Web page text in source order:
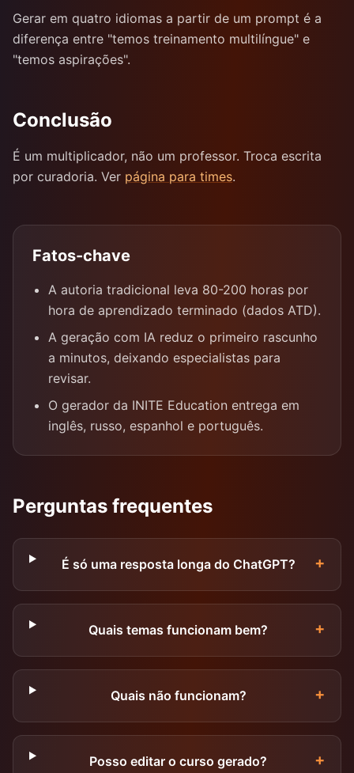
Gerar em quatro idiomas a partir de um prompt é a
diferença entre "temos treinamento multilíngue" e
"temos aspirações".
Conclusão
É um multiplicador, não um professor. Troca escrita
por curadoria. Ver página para times.
Fatos-chave
A autoria tradicional leva 80-200 horas por
hora de aprendizado terminado (dados ATD).
A geração com IA reduz o primeiro rascunho
a minutos, deixando especialistas para
revisar.
O gerador da INITE Education entrega em
inglês, russo, espanhol e português.
Perguntas frequentes
É só uma resposta longa do ChatGPT? +
Quais temas funcionam bem? +
Quais não funcionam? +
Posso editar o curso gerado? +